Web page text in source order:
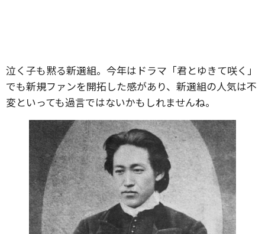
泣く子も黙る新選組。今年はドラマ「君とゆきて咲く」
でも新規ファンを開拓した感があり、新選組の人気は不
変といっても過言ではないかもしれませんね。